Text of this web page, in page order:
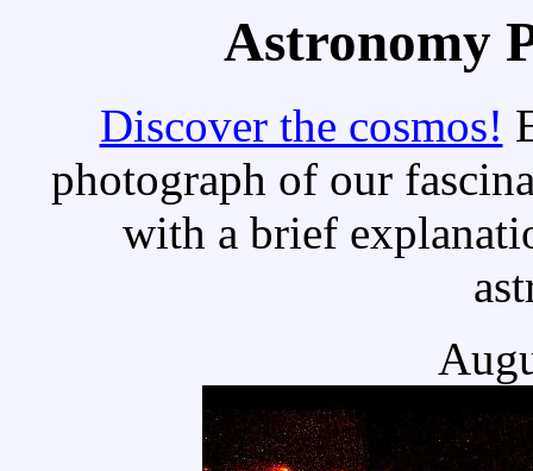
Astronomy
Discover the cosmos!
photograph of our
with a brief